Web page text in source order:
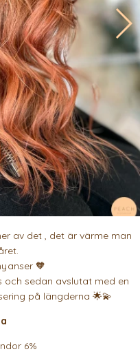
av det , det är värme man
🧡
och sedan avslutat med en
på längderna 🌟💫
6%